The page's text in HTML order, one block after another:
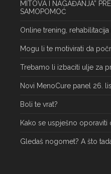
MITOVA I NAGAĐANJA”
SAMOPOMOĆ
Online trening,
Mogu li te motivirati da
Trebamo li izbaciti ulje za
Novi MenoCure panel 26.
Boli te vrat?
Kako se uspješno oporaviti
Gledaš nogomet? A što